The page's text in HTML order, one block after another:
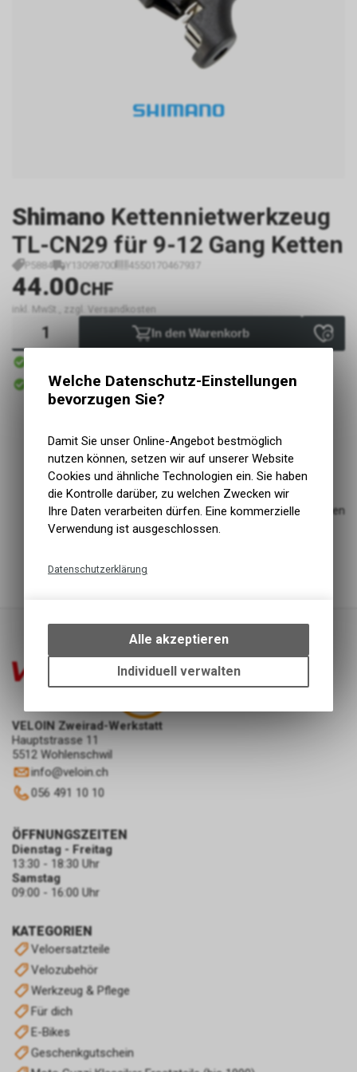
Shimano Kettennietwerkzeug
TL-CN29 für 9-12 Gang Ketten
P5884 Y13098700 4550170467937
44.00CHF
inkl. MwSt., zzgl. Versandkosten
In den Warenkorb
Abholbereit
Abholung VELOIN Zweirad-Werkstatt
Einsatzbereich Werkstatt
GruppeDiverse
Kompatibilität9-12 Gang
Ergonomische Griffe
Molybdänbeschichtetes Gewinde der Achse für sanfteren
Lauf
Kettenverbindungsstiften
VELOIN Zweirad-Werkstatt
Hauptstrasse 11
5512 Wohlenschwil
info@veloin.ch
056 491 10 10
KATEGORIEN
Veloersatzteile
Velozubehör
Werkzeug & Pflege
Für dich
E-Bikes
Geschenkgutschein
ÖFFNUNGSZEITEN
Dienstag - Freitag
13:30 - 18:30 Uhr
Samstag
09:00 - 16:00 Uhr
Welche Datenschutz-Einstellungen
bevorzugen Sie?
Damit Sie unser Online-Angebot bestmöglich
nutzen können, setzen wir auf unserer Website
Cookies und ähnliche Technologien ein. Sie haben
die Kontrolle darüber, zu welchen Zwecken wir
Ihre Daten verarbeiten dürfen. Eine kommerzielle
Verwendung ist ausgeschlossen.
Datenschutzerklärung
bestimmte Interaktionen und
Einstellungen auf Ihrem Gerät,
um die grundlegenden
Funktionen unseres Online-
des Warenkorbs, zu
ermöglichen. Bitte beachten Sie,
Alle akzeptieren
Individuell verwalten